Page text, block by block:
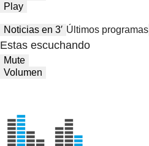
Play
Noticias en 3′ Últimos programas
Estas escuchando
Mute
Volumen